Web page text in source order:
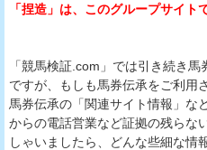
「捏造」は、このグループサイト
「競馬検証.com」では引き続き
ですが、もしも馬券伝承をご利用
馬券伝承の「関連サイト情報」な
からの電話営業など証拠の残らな
しゃいましたら、どんな些細な情